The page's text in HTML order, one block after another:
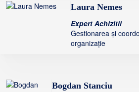
Laura Nemes
Expert Achizitii
Gestionarea și
organizație
Bogdan Stanciu